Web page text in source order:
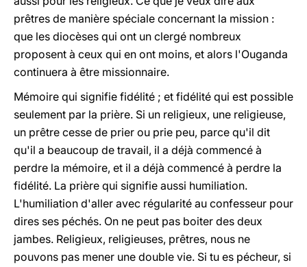
prêtres de manière spéciale concernant la mission :
que les diocèses qui ont un clergé nombreux
proposent à ceux qui en ont moins, et alors l'Ouganda
continuera à être missionnaire.
Mémoire qui signifie fidélité ; et fidélité qui est possible
seulement par la prière. Si un religieux, une religieuse,
un prêtre cesse de prier ou prie peu, parce qu'il dit
qu'il a beaucoup de travail, il a déjà commencé à
perdre la mémoire, et il a déjà commencé à perdre la
fidélité. La prière qui signifie aussi humiliation.
L'humiliation d'aller avec régularité au confesseur pour
dires ses péchés. On ne peut pas boiter des deux
jambes. Religieux, religieuses, prêtres, nous ne
pouvons pas mener une double vie. Si tu es pécheur, si